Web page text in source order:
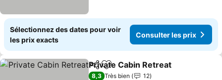
Sélectionnez des dates pour voir
les prix exacts
Consulter les prix
PartagerAjouter à mes favoris
Private Cabin Retreat
8,3 Très bien
12